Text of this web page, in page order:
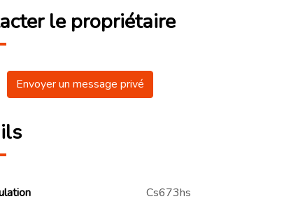
le propriétaire
Envoyer un message privé
Cs673hs